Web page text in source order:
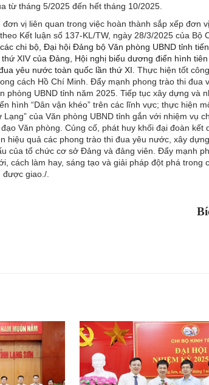
từ tháng 5/2025 đến hết tháng 10/2025.
vị liên quan trong việc hoàn thành sắp xếp đơn
Kết luận số 137-KL/TW, ngày 28/3/2025 của Bộ
chi bộ, Đại hội Đảng bộ Văn phòng UBND tỉnh
XIV của Đảng, Hội nghị biểu dương điển hình
yêu nước toàn quốc lần thứ XI. Thực hiện tốt
cách Hồ Chí Minh. Đẩy mạnh phong trào thi đua
UBND tỉnh năm 2025. Tiếp tục xây dựng và
hình “Dân vận khéo” trên các lĩnh vực; thực hiện
của Văn phòng UBND tỉnh gắn với nhiệm vụ
Văn phòng. Củng cố, phát huy khối đại đoàn kết
hiệu quả các phong trào thi đua yêu nước, xây
của tổ chức cơ sở Đảng và đảng viên. Đẩy mạnh
cách làm hay, sáng tạo và giải pháp đột phá trong
giao./.